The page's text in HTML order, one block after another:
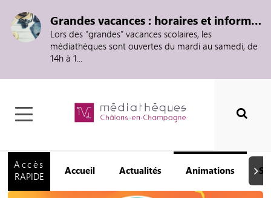
Grandes vacances : horaires et informations
Lors des "grandes" vacances scolaires, les
médiathèques sont ouvertes du mardi au samedi, de
14h à 1...
Accès
RAPIDE
Accueil Actualités Animations